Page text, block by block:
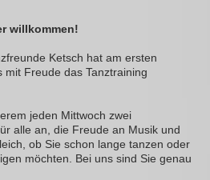
willkommen!
Ketsch hat am ersten
Freude das Tanztraining
jeden Mittwoch zwei
alle an, die Freude an Musik und
ob Sie schon lange tanzen oder
möchten. Bei uns sind Sie genau